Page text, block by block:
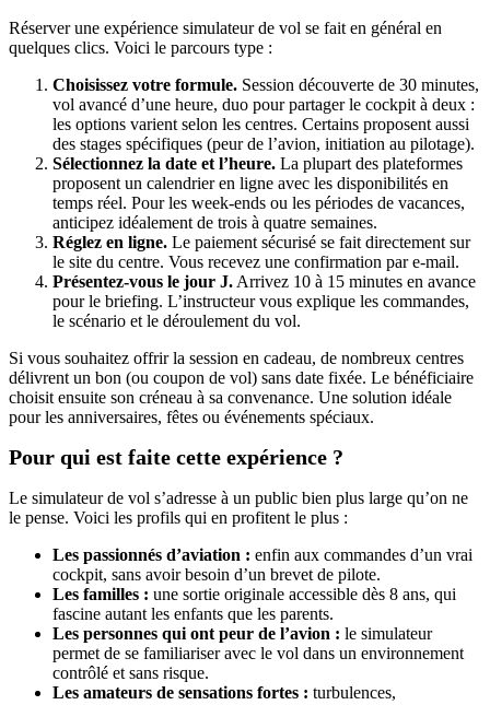
Réserver une expérience simulateur de vol se fait en général en
quelques clics. Voici le parcours type :
Choisissez votre formule. Session découverte de 30 minutes,
vol avancé d’une heure, duo pour partager le cockpit à deux :
les options varient selon les centres. Certains proposent aussi
des stages spécifiques (peur de l’avion, initiation au pilotage).
Sélectionnez la date et l’heure. La plupart des plateformes
proposent un calendrier en ligne avec les disponibilités en
temps réel. Pour les week-ends ou les périodes de vacances,
anticipez idéalement de trois à quatre semaines.
Réglez en ligne. Le paiement sécurisé se fait directement sur
le site du centre. Vous recevez une confirmation par e-mail.
Présentez-vous le jour J. Arrivez 10 à 15 minutes en avance
pour le briefing. L’instructeur vous explique les commandes,
le scénario et le déroulement du vol.
Si vous souhaitez offrir la session en cadeau, de nombreux centres
délivrent un bon (ou coupon de vol) sans date fixée. Le bénéficiaire
choisit ensuite son créneau à sa convenance. Une solution idéale
pour les anniversaires, fêtes ou événements spéciaux.
Pour qui est faite cette expérience ?
Le simulateur de vol s’adresse à un public bien plus large qu’on ne
le pense. Voici les profils qui en profitent le plus :
Les passionnés d’aviation : enfin aux commandes d’un vrai
cockpit, sans avoir besoin d’un brevet de pilote.
Les familles : une sortie originale accessible dès 8 ans, qui
fascine autant les enfants que les parents.
Les personnes qui ont peur de l’avion : le simulateur
permet de se familiariser avec le vol dans un environnement
contrôlé et sans risque.
Les amateurs de sensations fortes : turbulences,